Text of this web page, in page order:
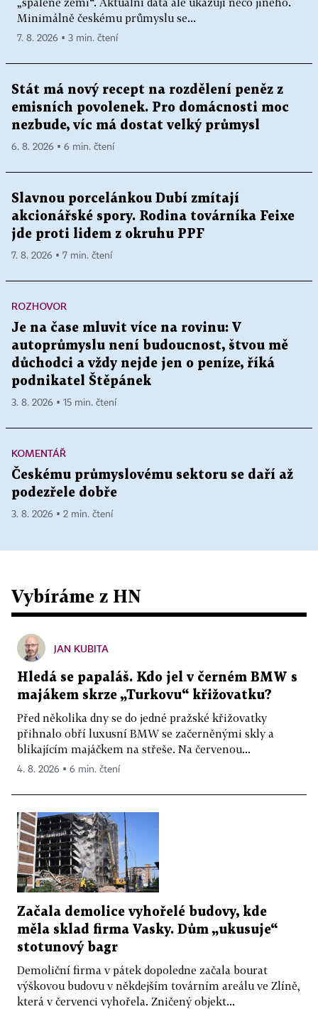
Minimálně českému průmyslu se...
7. 8. 2026 ▪ 3 min. čtení
Stát má nový recept na rozdělení peněz z
emisních povolenek. Pro domácnosti moc
nezbude, víc má dostat velký průmysl
6. 8. 2026 ▪ 6 min. čtení
Slavnou porcelánkou Dubí zmítají
akcionářské spory. Rodina továrníka Feixe
jde proti lidem z okruhu PPF
7. 8. 2026 ▪ 7 min. čtení
ROZHOVOR
Je na čase mluvit více na rovinu: V
autoprůmyslu není budoucnost, štvou mě
důchodci a vždy nejde jen o peníze, říká
podnikatel Štěpánek
3. 8. 2026 ▪ 15 min. čtení
KOMENTÁŘ
Českému průmyslovému sektoru se daří až
podezřele dobře
3. 8. 2026 ▪ 2 min. čtení
Vybíráme z HN
JAN KUBITA
Hledá se papaláš. Kdo jel v černém BMW s
majákem skrze „Turkovu“ křižovatku?
Před několika dny se do jedné pražské křižovatky
přihnalo obří luxusní BMW se začerněnými skly a
blikajícím majáčkem na střeše. Na červenou...
4. 8. 2026 ▪ 6 min. čtení
Začala demolice vyhořelé budovy, kde
měla sklad firma Vasky. Dům „ukusuje“
stotunový bagr
Demoliční firma v pátek dopoledne začala bourat
výškovou budovu v někdejším továrním areálu ve Zlíně,
která v červenci vyhořela. Zničený objekt...